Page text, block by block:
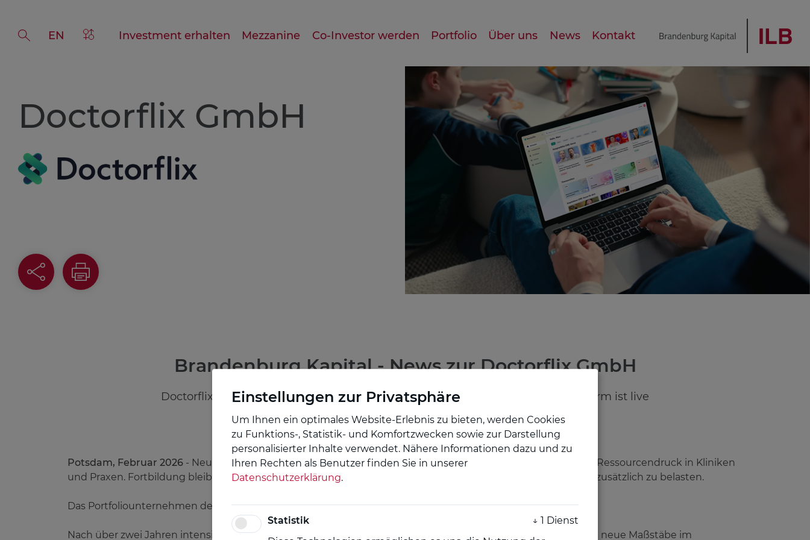
SucheEN >Genderhinweis
Investment erhalten Mezzanine Co-Investor werden Portfolio Über uns News Kontakt
Doctorflix GmbH
Brandenburg Kapital - News zur Doctorflix GmbH
Doctorflix hebt medizinisches Lernen auf ein neues Level – Relaunch der Plattform ist live
Potsdam, Februar 2026 - Neue Leitlinien, neue Diagnostik, neue Therapien. Gleichzeitig wächst der Zeit- und Ressourcendruck in Kliniken
und Praxen. Fortbildung bleibt zentral – aber sie muss in den Alltag passen, ohne den Klinik- oder Praxisalltag zusätzlich zu belasten.
Das Portfoliounternehmen der Brandenburg Kapital Doctorflix zeigt, wie das gelingen kann.
Nach über zwei Jahren intensiver Entwicklungsphase setzt Doctorflix mit dem Relaunch seiner Lernplattform neue Maßstäbe im
Einstellungen zur Privatsphäre
Um Ihnen ein optimales Website-Erlebnis zu bieten, werden Cookies
zu Funktions-, Statistik- und Komfortzwecken sowie zur Darstellung
personalisierter Inhalte verwendet. Nähere Informationen dazu und zu
Ihren Rechten als Benutzer finden Sie in unserer
Datenschutzerklärung.
Statistik
↓ 1 Dienst